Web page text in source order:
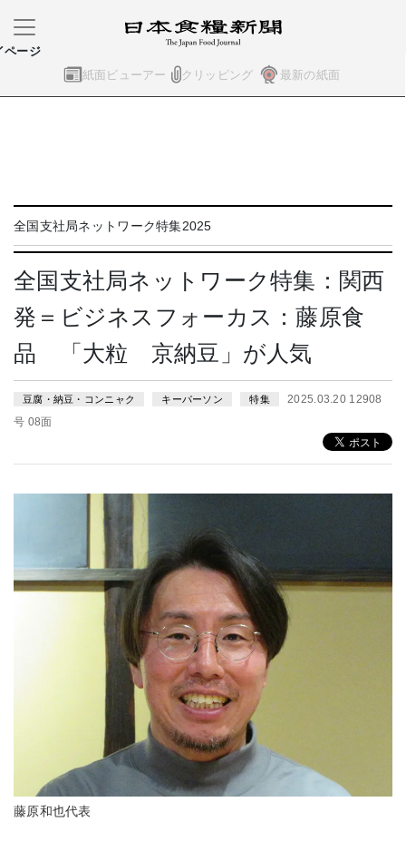
紙面ビューアー クリッピング 最新の紙面
ページ
全国支社局ネットワーク特集2025
全国支社局ネットワーク特集：関西
発＝ビジネスフォーカス：藤原食
品 「大粒 京納豆」が人気
豆腐・納豆・コンニャク キーパーソン 特集
2025.03.20 12908
号 08面
藤原和也代表